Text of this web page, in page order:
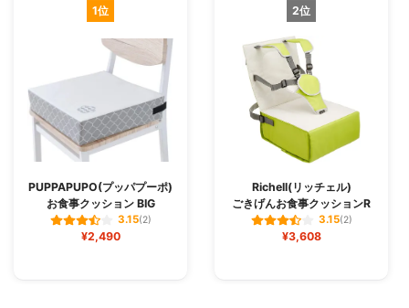
1位
PUPPAPUPO(プッパプーポ)
お食事クッション BIG
3.15(2)
¥2,490
2位
Richell(リッチェル)
ごきげんお食事クッションR
3.15(2)
¥3,608